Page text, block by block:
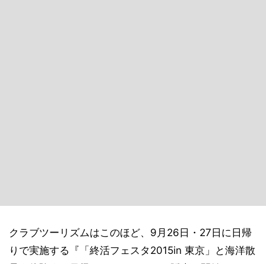
クラブツーリズムはこのほど、9月26日・27日に日帰
りで実施する『「終活フェスタ2015in 東京」と海洋散